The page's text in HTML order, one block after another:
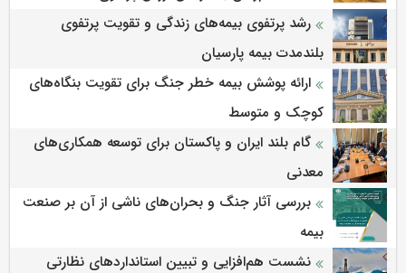
رشد پرتفوی بیمه‌های زندگی و تقویت پرتفوی
بلندمدت بیمه پارسیان
ارائه پوشش بیمه خطر جنگ برای تقویت بنگاه‌های
کوچک و متوسط
گام بلند ایران و پاکستان برای توسعه همکاری‌های
معدنی
بررسی آثار جنگ و بحران‌های ناشی از آن بر صنعت
بیمه
نشست هم‌افزایی و تبیین استانداردهای نظارتی